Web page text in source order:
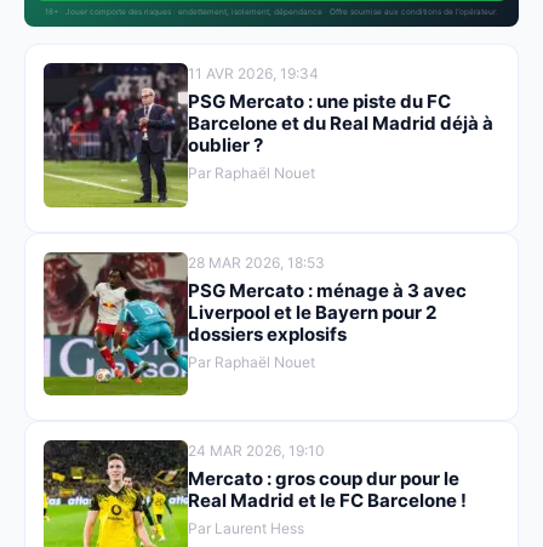
18+ · Jouer comporte des risques : endettement, isolement, dépendance · Offre soumise aux conditions de l’opérateur.
11 AVR 2026, 19:34
PSG Mercato : une piste du FC
Barcelone et du Real Madrid déjà à
oublier ?
Par Raphaël Nouet
28 MAR 2026, 18:53
PSG Mercato : ménage à 3 avec
Liverpool et le Bayern pour 2
dossiers explosifs
Par Raphaël Nouet
24 MAR 2026, 19:10
Mercato : gros coup dur pour le
Real Madrid et le FC Barcelone !
Par Laurent Hess